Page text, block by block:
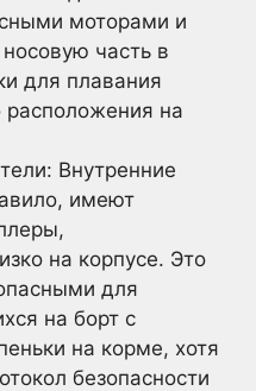
моторами и
часть в
для плавания
расположения на
Внутренние
имеют
на корпусе. Это
для
на борт с
на корме, хотя
безопасности